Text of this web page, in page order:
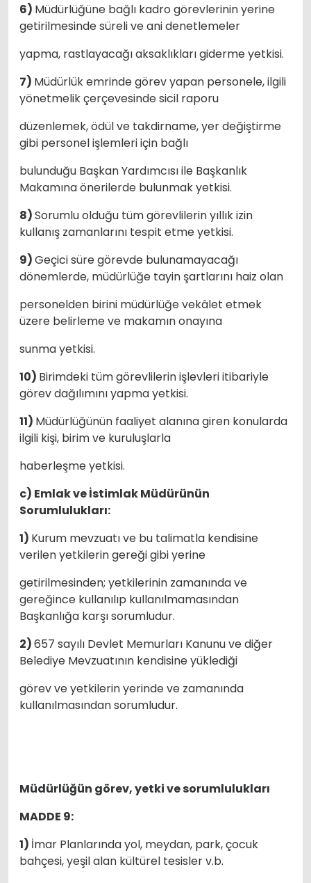
6) Müdürlüğüne bağlı kadro görevlerinin yerine
getirilmesinde süreli ve ani denetlemeler
yapma, rastlayacağı aksaklıkları giderme yetkisi.
7) Müdürlük emrinde görev yapan personele, ilgili
yönetmelik çerçevesinde sicil raporu
düzenlemek, ödül ve takdirname, yer değiştirme
gibi personel işlemleri için bağlı
bulunduğu Başkan Yardımcısı ile Başkanlık
Makamına önerilerde bulunmak yetkisi.
8)Sorumlu olduğu tüm görevlilerin yıllık izin
kullanış zamanlarını tespit etme yetkisi.
9)Geçici süre görevde bulunamayacağı
dönemlerde, müdürlüğe tayin şartlarını haiz olan
personelden birini müdürlüğe vekâlet etmek
üzere belirleme ve makamın onayına
sunma yetkisi.
10) Birimdeki tüm görevlilerin işlevleri itibariyle
görev dağılımını yapma yetkisi.
11) Müdürlüğünün faaliyet alanına giren konularda
ilgili kişi, birim ve kuruluşlarla
haberleşme yetkisi.
c) Emlak ve İstimlak Müdürünün
Sorumlulukları:
1) Kurum mevzuatı ve bu talimatla kendisine
verilen yetkilerin gereği gibi yerine
getirilmesinden; yetkilerinin zamanında ve
gereğince kullanılıp kullanılmamasından
Başkanlığa karşı sorumludur.
2)657 sayılı Devlet Memurları Kanunu ve diğer
Belediye Mevzuatının kendisine yüklediği
görev ve yetkilerin yerinde ve zamanında
kullanılmasından sorumludur.
Müdürlüğün görev, yetki ve sorumlulukları
MADDE 9:
1) İmar Planlarında yol, meydan, park, çocuk
bahçesi, yeşil alan kültürel tesisler v.b.